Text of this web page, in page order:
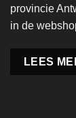
provincie
in de
LEES